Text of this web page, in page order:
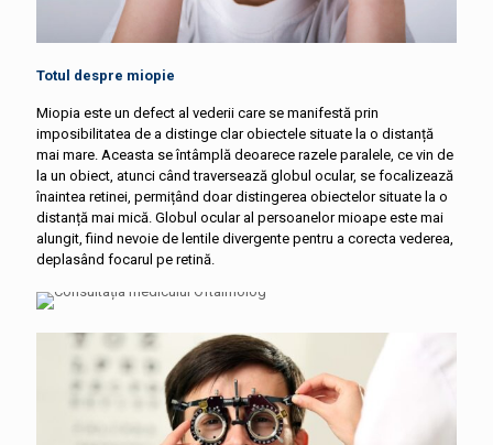
Totul despre miopie
Miopia este un defect al vederii care se manifestă prin
imposibilitatea de a distinge clar obiectele situate la o distanță
mai mare. Aceasta se întâmplă deoarece razele paralele, ce vin de
la un obiect, atunci când traversează globul ocular, se focalizează
înaintea retinei, permițând doar distingerea obiectelor situate la o
distanță mai mică. Globul ocular al persoanelor mioape este mai
alungit, fiind nevoie de lentile divergente pentru a corecta vederea,
deplasând focarul pe retină.